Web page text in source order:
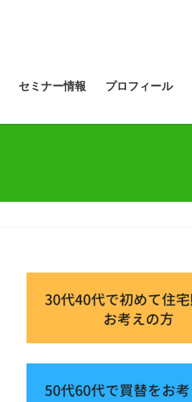
セミナー情報 プロフィール